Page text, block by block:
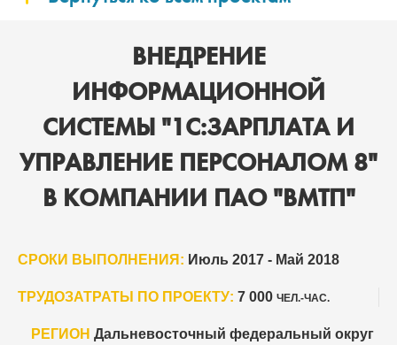
ВНЕДРЕНИЕ
ИНФОРМАЦИОННОЙ
СИСТЕМЫ "1С:ЗАРПЛАТА И
УПРАВЛЕНИЕ ПЕРСОНАЛОМ 8"
В КОМПАНИИ ПАО "ВМТП"
СРОКИ ВЫПОЛНЕНИЯ: Июль 2017 - Май 2018
ТРУДОЗАТРАТЫ ПО ПРОЕКТУ: 7 000 ЧЕЛ.-ЧАС.
РЕГИОН Дальневосточный федеральный округ